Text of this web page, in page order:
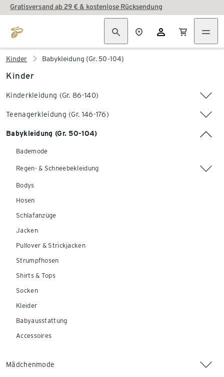
Gratisversand ab 29 € & kostenlose Rücksendung
Kinder Babykleidung (Gr. 50-104)
Kinder
Kinderkleidung (Gr. 86-140)
Teenagerkleidung (Gr. 146-176)
Babykleidung (Gr. 50-104)
Bademode
Regen- & Schneebekleidung
Bodys
Hosen
Schlafanzüge
Jacken
Pullover & Strickjacken
Strumpfhosen
Shirts & Tops
Socken
Kleider
Babyausstattung
Accessoires
Mädchenmode